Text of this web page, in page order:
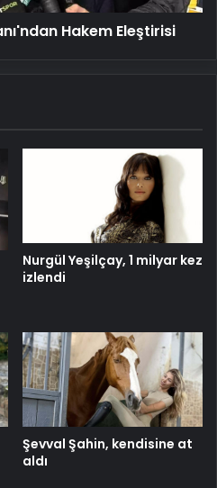
Hakem Eleştirisi
Nurgül Yeşilçay, 1 milyar kez
izlendi
Şevval Şahin, kendisine at
aldı